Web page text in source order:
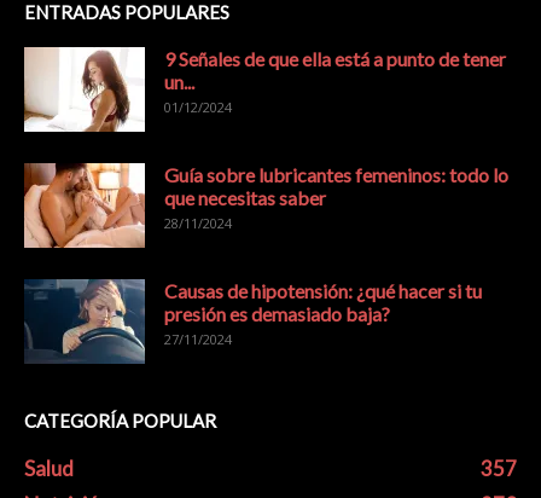
ENTRADAS POPULARES
9 Señales de que ella está a punto de tener
un...
01/12/2024
Guía sobre lubricantes femeninos: todo lo
que necesitas saber
28/11/2024
Causas de hipotensión: ¿qué hacer si tu
presión es demasiado baja?
27/11/2024
CATEGORÍA POPULAR
Salud
357